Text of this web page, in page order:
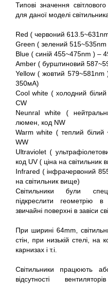
Типові значення
для даної моделі
Red ( червоний
Green ( зелений
Blue ( синій 455~475nm ) –
Amber ( бурштиновий
Yellow ( жовтий
350мА)
Cool white ( холодний
CW
Neunral white (
люмен, код NW
Warm white ( теплий
WW
Ultraviolet (
код UV ( ціна на світильник
Infrared ( інфрачервоний
на світильник вище)
Світильники були
підкреслити геометрію
звичайні поверхні в завіси
При ширині 64mm,
стін, при низькій стелі, на
карнизах і т.і.
Світильники працюють
відсутності